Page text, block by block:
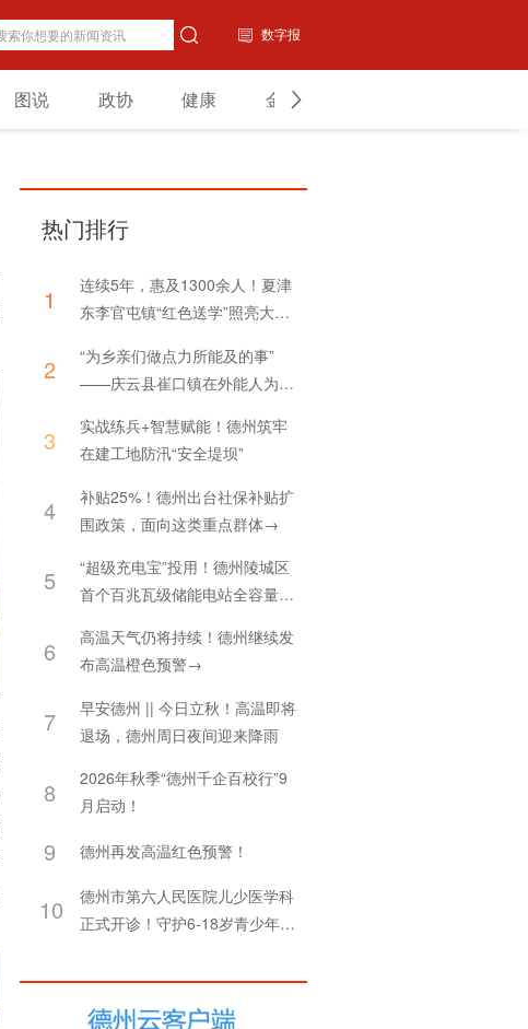
数字报
图说 政协 健康 金融
热门排行
1
连续5年，惠及1300余人！夏津
东李官屯镇“红色送学”照亮大学
2
“为乡亲们做点力所能及的事”
——庆云县崔口镇在外能人为家
3
实战练兵+智慧赋能！德州筑牢
在建工地防汛“安全堤坝”
4
补贴25%！德州出台社保补贴扩
围政策，面向这类重点群体→
5
“超级充电宝”投用！德州陵城区
首个百兆瓦级储能电站全容量并
6
高温天气仍将持续！德州继续发
布高温橙色预警→
7
早安德州 || 今日立秋！高温即将
退场，德州周日夜间迎来降雨
8
2026年秋季“德州千企百校行”9
月启动！
9 德州再发高温红色预警！
10
德州市第六人民医院儿少医学科
正式开诊！守护6-18岁青少年心